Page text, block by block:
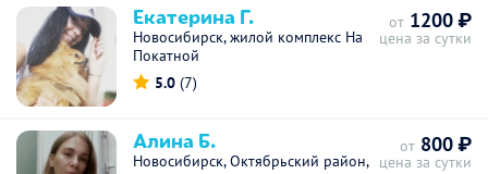
Екатерина Г.
Новосибирск, жилой комплекс На
Покатной
5.0 (7)
от 1200 ₽
цена за сутки
Алина Б.
Новосибирск, Октябрьский район,
от 800 ₽
цена за сутки